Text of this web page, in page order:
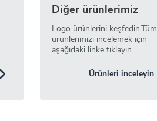
Diğer ürünlerimiz
Logo ürünlerini keşfedin.Tüm
ürünlerimizi incelemek için
aşağıdaki linke tıklayın.
Ürünleri inceleyin